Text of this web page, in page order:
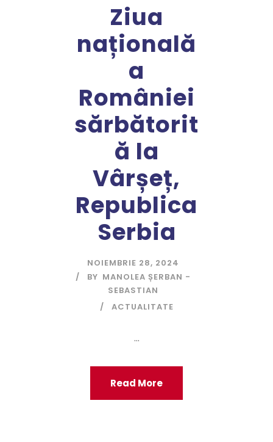
Ziua
națională
a
României
sărbătorit
ă la
Vârșeț,
Republica
Serbia
NOIEMBRIE 28, 2024
BY MANOLEA ȘERBAN -
SEBASTIAN
ACTUALITATE
...
Read More